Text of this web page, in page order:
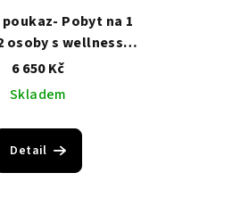
Pobyt na 1
osoby s wellness a
večeří
6 650 Kč
Skladem
Detail